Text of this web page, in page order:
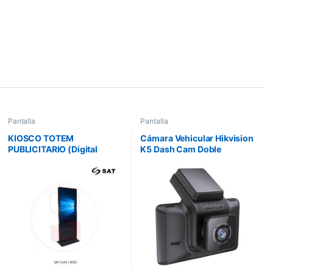
Pantalla
KIOSCO TOTEM
PUBLICITARIO (Digital
Pantalla
Cámara Vehicular Hikvision
K5 Dash Cam Doble